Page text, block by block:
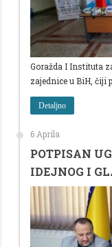
Goražda I Instituta
zajednice u BiH, čiji
Detaljno
6 Aprila
POTPISAN
IDEJNOG I